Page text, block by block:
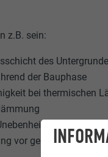
z.B. sein:
des
der Bauphase
bei thermischen
am
vor geringfügig